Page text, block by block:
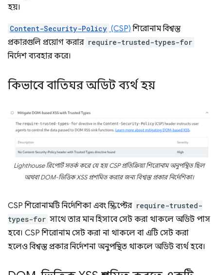
হয়।
Content-Security-Policy (CSP) শিরোনাম বিশ্বস্ত
প্রকারগুলি প্রয়োগ করার require-trusted-types-for
নির্দেশ ব্যবহার করে।
কিভাবে বাতিঘর অডিট ব্যর্থ হয়
Lighthouse রিপোর্ট সতর্ক করে যে হয় CSP প্রতিক্রিয়া শিরোনাম অনুপস্থিত ছিল
অথবা DOM-ভিত্তিক XSS প্রশমিত করার জন্য বিশ্বস্ত প্রকার নির্দেশিকা।
CSP শিরোনামটি নির্দেশিকা এবং স্ক্রিপ্টের require-trusted-
types-for সাথে তার মান হিসাবে সেট করা থাকলে অডিট পাস
হবে। CSP শিরোনাম সেট করা না থাকলে বা এটি সেট করা
হলেও বিশ্বস্ত প্রকার নির্দেশনা অনুপস্থিত থাকলে অডিট ব্যর্থ হবে।